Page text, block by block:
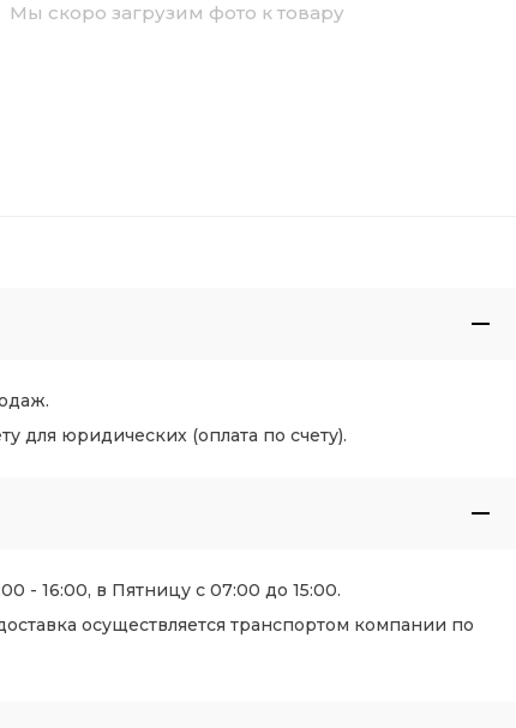
Мы скоро загрузим фото к товару
для юридических (оплата по счету).
- 16:00, в Пятницу с 07:00 до 15:00.
осуществляется транспортом компании по